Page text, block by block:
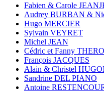
Fabien & Carole
Audrey BURBAN &
Hugo MERCIER
Sylvain VEYRET
Michel JEAN
Cédric et Fanny
François JACQUES
Alain & Christel
Sandrine DEL PIANO
Antoine